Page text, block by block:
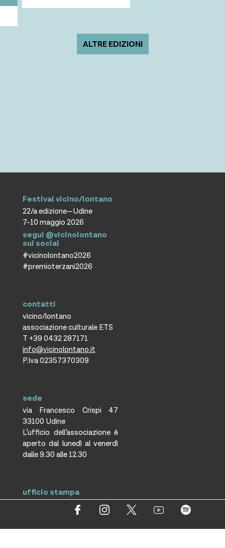
ALTRE EDIZIONI
Festival vicino/lontano
22/a edizione—Udine
7-10 maggio 2026
segui @vicinolontano
sui social
#vicinolontano2026
#premioterzani2026
contatti
vicino/lontano
associazione culturale ETS
T +39 0432 287171
info@vicinolontano.it
P.Iva 02357370309
sede
via Francesco Crispi 47
33100 Udine
L’ufficio dell’associazione è
aperto dal lunedì al venerdì
dalle 9.30 alle 12.30
ufficio stampa
Volpe&Sain Comunicazione
ufficiostampa@volpesain.com